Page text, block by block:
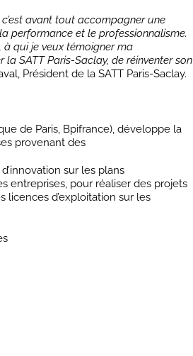
avant tout accompagner une
performance et le professionnalisme.
à qui je veux témoigner ma
la SATT Paris-Saclay, de réinventer son
Président de la SATT Paris-Saclay.
de Paris, Bpifrance), développe la
provenant des
sur les plans
entreprises, pour réaliser des projets
licences d’exploitation sur les